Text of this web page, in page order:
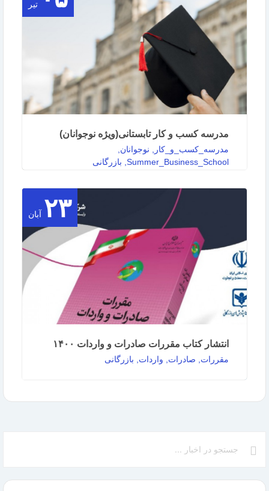
به گزارش روابط عمومی مرکز آموزش بازرگانی
کلاس مجازی مکاتبات تجاری (Commercial and
Legal …
ادامه مطلب
تیر
مدرسه کسب و کار تابستانی(ویژه نوجوانان)
مدرسه_کسب_و_کار, نوجوانان,
Summer_Business_School, بازرگانی
به گزارش روابط عمومی مرکز آموزش بازرگانی، این
مرکز دوره مدرسه کسب و کار تابستانی(ویژه
نوجوانان) را …
ادامه مطلب
۲۳ آبان
انتشار کتاب مقررات صادرات و واردات ۱۴۰۰
مقررات, صادرات, واردات, بازرگانی
ادامه مطلب